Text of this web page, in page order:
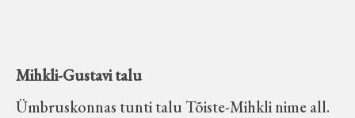
Mihkli-Gustavi talu
Ümbruskonnas tunti talu Tõiste-Mihkli nime all.